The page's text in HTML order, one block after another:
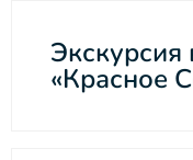
Экскурсия
«Красное